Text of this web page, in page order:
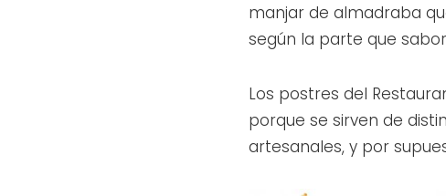
manjar de almadraba
según la parte que
Los postres del
porque se sirven de
artesanales, y por